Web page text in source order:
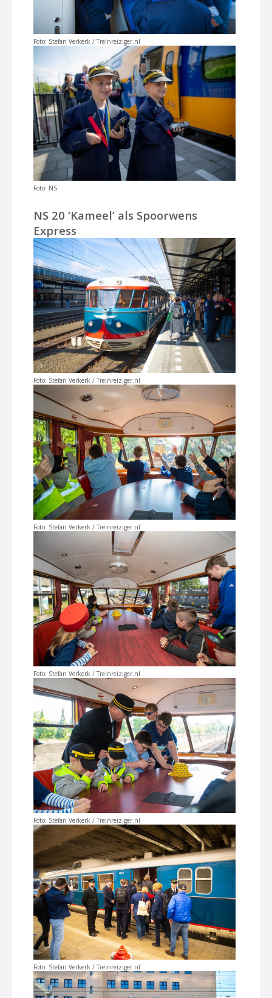
Foto: Stefan Verkerk / Treinreiziger.nl
Foto: NS
NS 20 ‘Kameel’ als Spoorwens
Express
Foto: Stefan Verkerk / Treinreiziger.nl
Foto: Stefan Verkerk / Treinreiziger.nl
Foto: Stefan Verkerk / Treinreiziger.nl
Foto: Stefan Verkerk / Treinreiziger.nl
Foto: Stefan Verkerk / Treinreiziger.nl